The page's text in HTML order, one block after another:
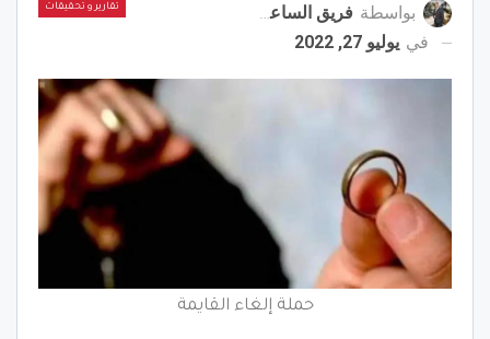
تقارير و تحقيقات بواسطة فريق الساعة برس
في يوليو 27, 2022
حملة إلغاء القايمة